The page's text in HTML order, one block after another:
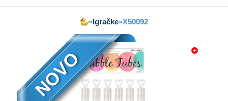
»Igračke»X50092
NOVO